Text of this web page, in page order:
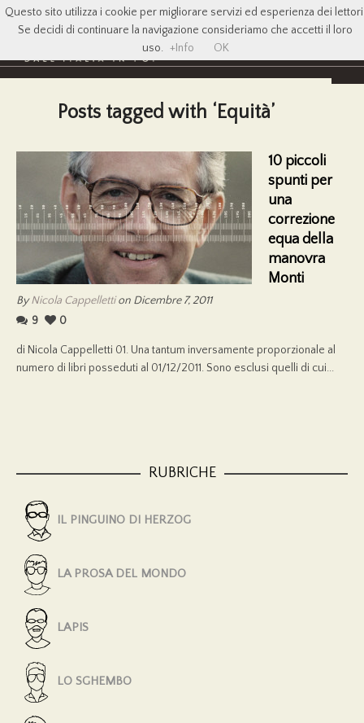
Posts tagged with ‘Equità’
10 piccoli
spunti per
una
correzione
equa della
manovra
Monti
ByNicola Cappellettion Dicembre 7, 2011
9
0
di Nicola Cappelletti 01. Una tantum inversamente proporzionale al
numero di libri posseduti al 01/12/2011. Sono esclusi quelli di cui...
RUBRICHE
IL PINGUINO DI HERZOG
LA PROSA DEL MONDO
LAPIS
LO SGHEMBO
Questo sito utilizza i cookie per migliorare servizi ed esperienza dei
Se decidi di continuare la navigazione consideriamo che accetti il loro
uso. +Info OK